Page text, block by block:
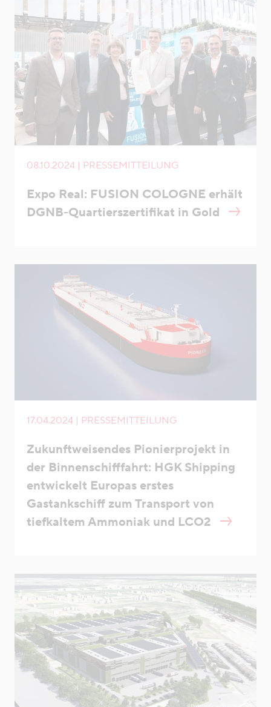
08.10.2024 | PRESSEMITTEILUNG
Expo Real: FUSION COLOGNE erhält
DGNB-Quartierszertifikat in Gold
17.04.2024 | PRESSEMITTEILUNG
Zukunftweisendes Pionierprojekt in
der Binnenschifffahrt: HGK Shipping
entwickelt Europas erstes
Gastankschiff zum Transport von
tiefkaltem Ammoniak und LCO2